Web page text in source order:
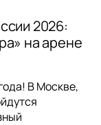
2026:
на арене
В Москве,